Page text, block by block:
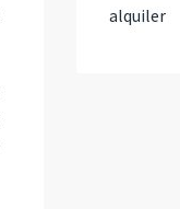
alquiler